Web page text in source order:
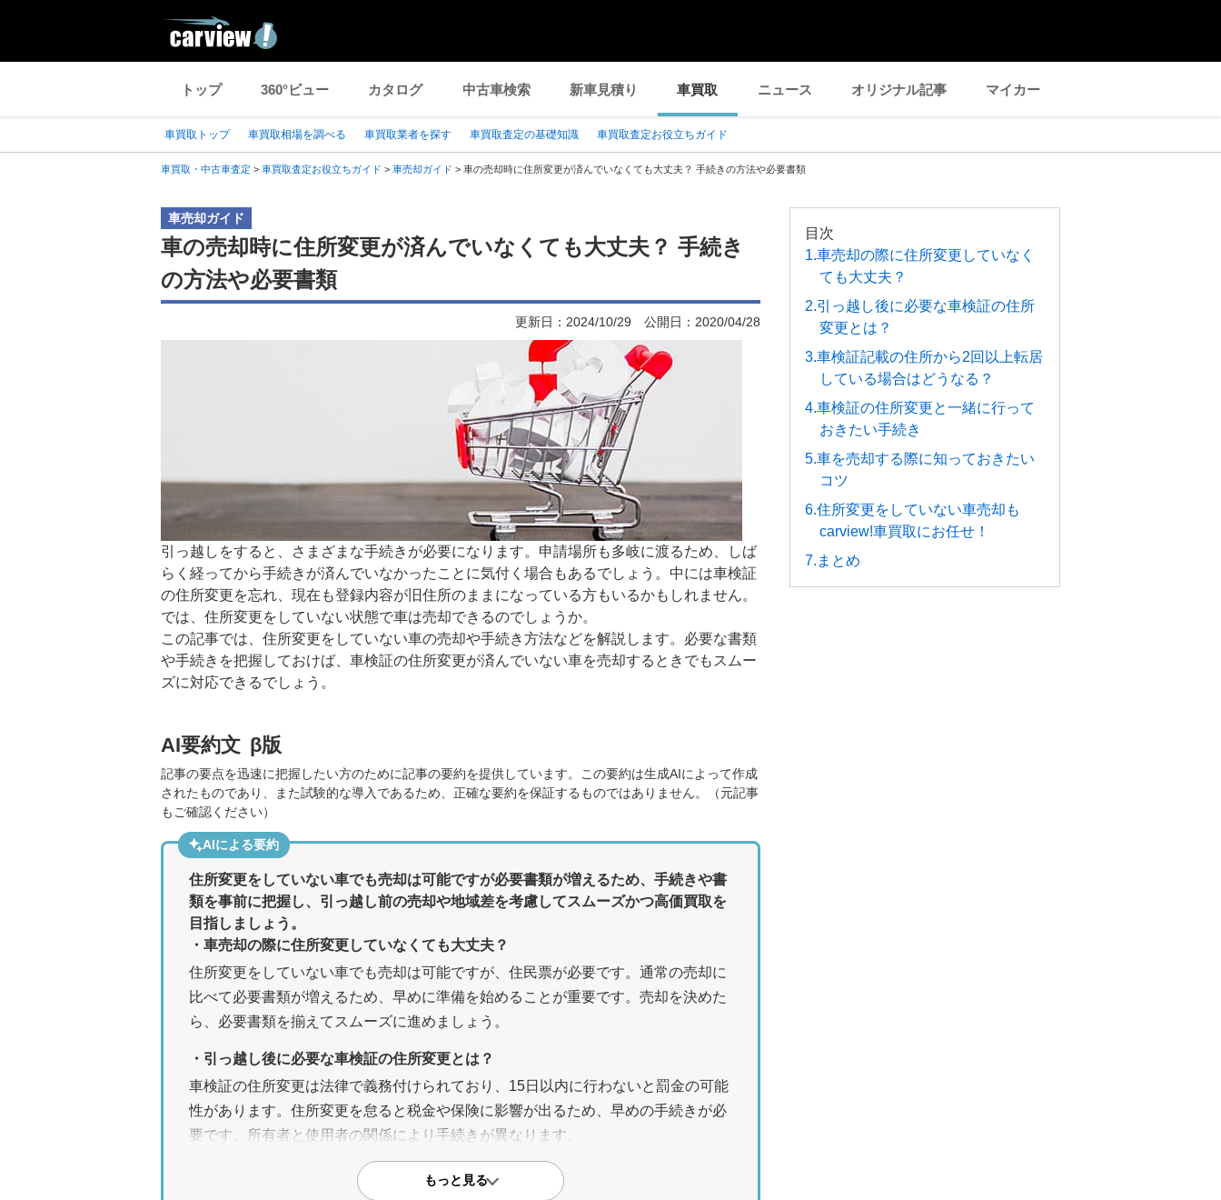
トップ 360°ビュー カタログ 中古車検索 新車見積り 車買取 ニュース オリジナル記事 マイカー
車買取トップ 車買取相場を調べる 車買取業者を探す 車買取査定の基礎知識 車買取査定お役立ちガイド
車買取・中古車査定 > 車買取査定お役立ちガイド > 車売却ガイド > 車の売却時に住所変更が済んでいなくても大丈夫？ 手続きの方法や必要書類
車売却ガイド
車の売却時に住所変更が済んでいなくても大丈夫？ 手続き
の方法や必要書類
公開日： 2020/04/28
更新日： 2024/10/29
引っ越しをすると、さまざまな手続きが必要になります。申請場所も多岐に渡るため、しば
らく経ってから手続きが済んでいなかったことに気付く場合もあるでしょう。中には車検証
の住所変更を忘れ、現在も登録内容が旧住所のままになっている方もいるかもしれません。
では、住所変更をしていない状態で車は売却できるのでしょうか。
この記事では、住所変更をしていない車の売却や手続き方法などを解説します。必要な書類
や手続きを把握しておけば、車検証の住所変更が済んでいない車を売却するときでもスムー
ズに対応できるでしょう。
目次
1.車売却の際に住所変更していなく
ても大丈夫？
2.引っ越し後に必要な車検証の住所
変更とは？
3.車検証記載の住所から2回以上転居
している場合はどうなる？
4.車検証の住所変更と一緒に行って
おきたい手続き
5.車を売却する際に知っておきたい
コツ
6.住所変更をしていない車売却も
carview!車買取にお任せ！
7.まとめ
AI要約文 β版
記事の要点を迅速に把握したい方のために記事の要約を提供しています。この要約は生成AIによって作成
されたものであり、また試験的な導入であるため、正確な要約を保証するものではありません。（元記事
もご確認ください）
AIによる要約
住所変更をしていない車でも売却は可能ですが必要書類が増えるため、手続きや書
類を事前に把握し、引っ越し前の売却や地域差を考慮してスムーズかつ高価買取を
目指しましょう。
・車売却の際に住所変更していなくても大丈夫？
住所変更をしていない車でも売却は可能ですが、住民票が必要です。通常の売却に
比べて必要書類が増えるため、早めに準備を始めることが重要です。売却を決めた
ら、必要書類を揃えてスムーズに進めましょう。
・引っ越し後に必要な車検証の住所変更とは？
車検証の住所変更は法律で義務付けられており、15日以内に行わないと罰金の可能
性があります。住所変更を怠ると税金や保険に影響が出るため、早めの手続きが必
要です。所有者と使用者の関係により手続きが異なります。
・車検証記載の住所から2回以上転居している場合はどうなる？
もっと見る